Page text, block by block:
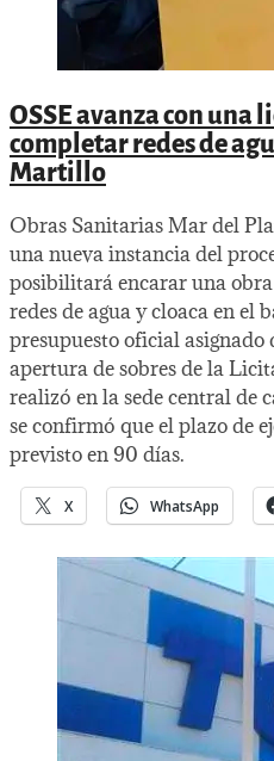
OSSE avanza con una
completar redes de
Martillo
Obras Sanitarias Mar del
una nueva instancia del
posibilitará encarar una
redes de agua y cloaca en
presupuesto oficial asignado
apertura de sobres de la
realizó en la sede central de
se confirmó que el plazo de
previsto en 90 días.
X WhatsApp